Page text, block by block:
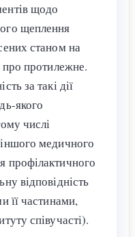
щодо
щеплення
станом на
про протилежне.
за такі дії
якого
числі
медичного
профілактичного
відповідність
її частинами,
співучасті).